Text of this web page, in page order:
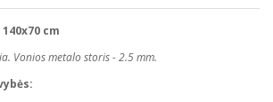
cm
Vonios metalo storis - 2.5 mm.